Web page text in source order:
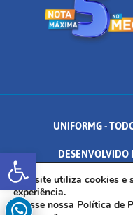
Abrir a barra
UNIFORMG -
DESENVOLVIDO
AV. DR. ARNALDO DE
Este site utiliza cookies e
experiência.
Acesse nossa Política de